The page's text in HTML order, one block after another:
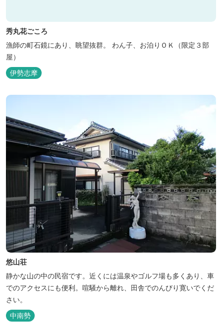
秀丸花ごころ
漁師の町石鏡にあり、眺望抜群。 わん子、お泊りＯＫ（限定３部
屋）
伊勢志摩
悠山荘
静かな山の中の民宿です。近くには温泉やゴルフ場も多くあり、車
でのアクセスにも便利。喧騒から離れ、田舎でのんびり寛いでくだ
さい。
中南勢